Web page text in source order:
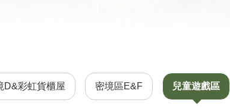
D&彩虹貨櫃屋 密境區E&F 兒童遊戲區